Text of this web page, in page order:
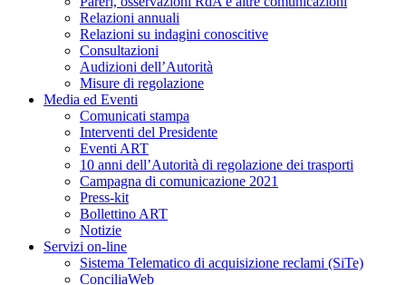
Relazioni annuali
Relazioni su indagini conoscitive
Consultazioni
Audizioni dell’Autorità
Misure di regolazione
Media ed Eventi
Comunicati stampa
Interventi del Presidente
Eventi ART
10 anni dell’Autorità di regolazione dei trasporti
Campagna di comunicazione 2021
Press-kit
Bollettino ART
Notizie
Servizi on-line
Sistema Telematico di acquisizione reclami (SiTe)
ConciliaWeb